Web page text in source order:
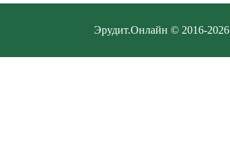
Эрудит.Онлайн © 2016-2026